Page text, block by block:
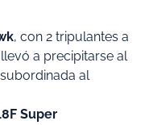
, con 2 tripulantes a
a precipitarse al
al
Super